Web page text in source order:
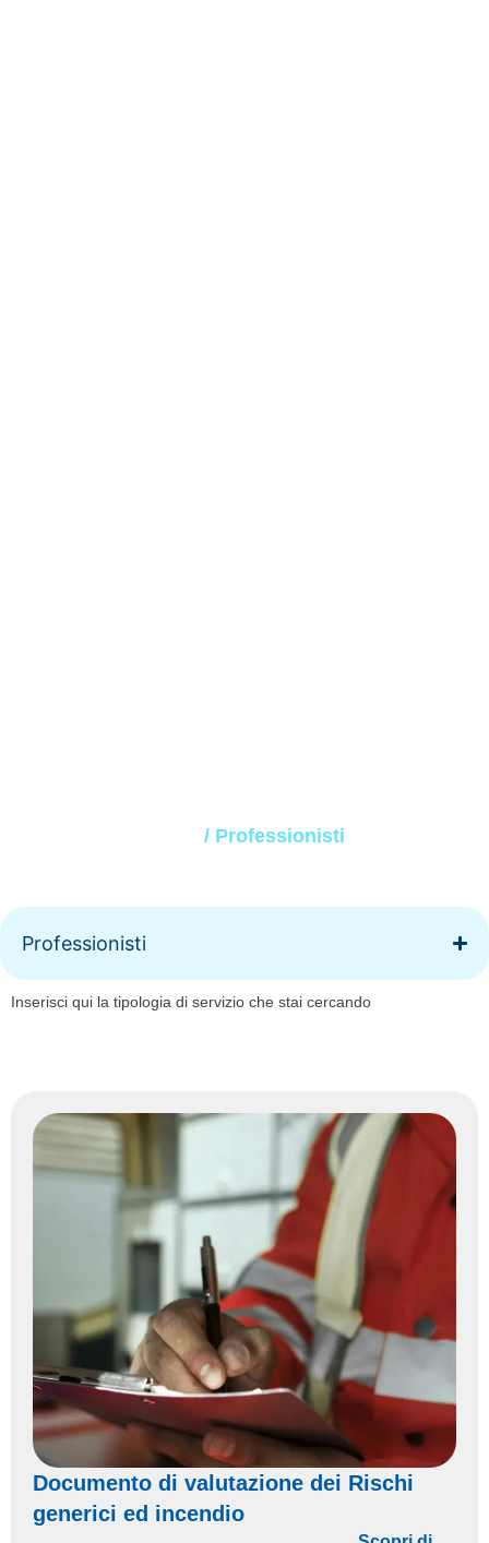
/ Professionisti
Professionisti
Inserisci qui la tipologia di servizio che stai cercando
Documento di valutazione dei Rischi
generici ed incendio